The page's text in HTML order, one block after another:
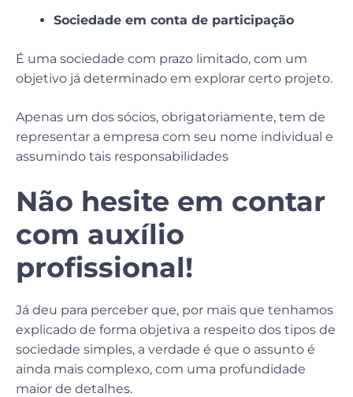
Sociedade em conta de participação
É uma sociedade com prazo limitado, com um
objetivo já determinado em explorar certo projeto.
Apenas um dos sócios, obrigatoriamente, tem de
representar a empresa com seu nome individual e
assumindo tais responsabilidades
Não hesite em contar
com auxílio
profissional!
Já deu para perceber que, por mais que tenhamos
explicado de forma objetiva a respeito dos tipos de
sociedade simples, a verdade é que o assunto é
ainda mais complexo, com uma profundidade
maior de detalhes.